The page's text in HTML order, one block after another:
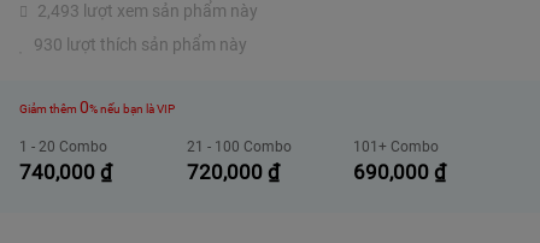
2,493 lượt xem sản phẩm này
930 lượt thích sản phẩm này
Giảm thêm 0% nếu bạn là VIP
740,000 ₫
1 - 20 Combo
720,000 ₫
21 - 100 Combo
690,000₫
101+ Combo